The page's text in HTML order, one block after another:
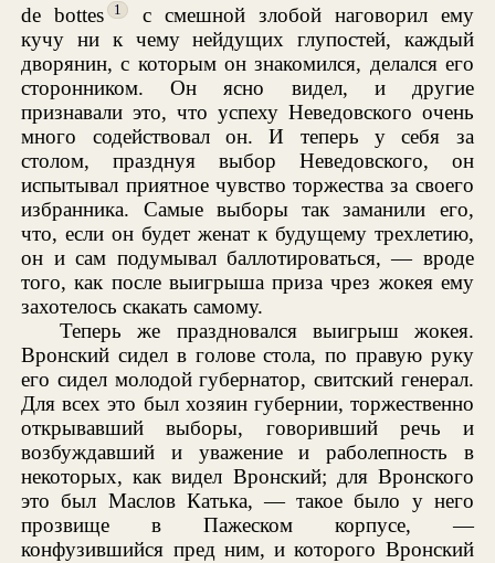
de bottes
1
с смешной злобой наговорил ему
кучу ни к чему нейдущих глупостей, каждый
дворянин, с которым он знакомился, делался его
сторонником. Он ясно видел, и другие
признавали это, что успеху Неведовского очень
много содействовал он. И теперь у себя за
столом, празднуя выбор Неведовского, он
испытывал приятное чувство торжества за своего
избранника. Самые выборы так заманили его,
что, если он будет женат к будущему трехлетию,
он и сам подумывал баллотироваться, — вроде
того, как после выигрыша приза чрез жокея ему
захотелось скакать самому.
Теперь же праздновался выигрыш жокея.
Вронский сидел в голове стола, по правую руку
его сидел молодой губернатор, свитский генерал.
Для всех это был хозяин губернии, торжественно
открывавший выборы, говоривший речь и
возбуждавший и уважение и раболепность в
некоторых, как видел Вронский; для Вронского
это был Маслов Катька, — такое было у него
прозвище в Пажеском корпусе, —
конфузившийся пред ним, и которого Вронский